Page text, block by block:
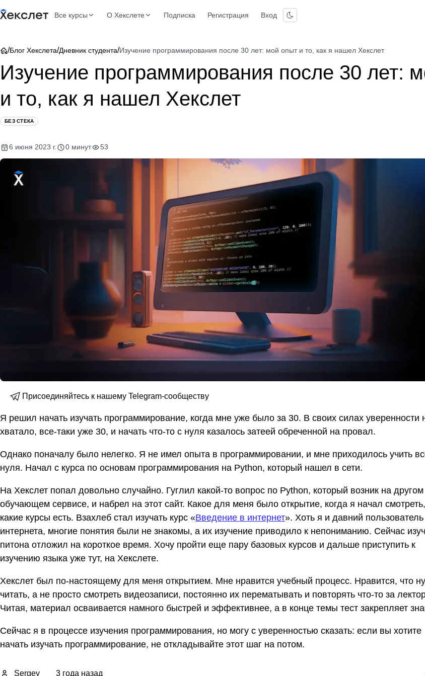
Все курсы О Хекслете Подписка Регистрация Вход
/Блог Хекслета/Дневник студента/Изучение программирования после 30 лет: мой опыт и то, как я нашел Хекслет
Изучение программирования после 30 лет:
и то, как я нашел Хекслет
БЕЗ СТЕКА
6 июня 2023 г. 0 минут 53
Присоединяйтесь к нашему Telegram-сообществу
Я решил начать изучать программирование, когда мне уже было за 30. В своих силах уверенности
хватало, все-таки уже 30, и начать что-то с нуля казалось затеей обреченной на провал.
Однако поначалу было нелегко. Я не имел опыта в программировании, и мне приходилось учить
нуля. Начал с курса по основам программирования на Python, который нашел в сети.
На Хекслет попал довольно случайно. Гуглил какой-то вопрос по Python, который возник на другом
обучающем сервисе, и набрел на этот сайт. Какое для меня было открытие, когда я начал смотреть,
какие курсы есть. Взахлеб стал изучать курс «Введение в интернет». Хоть я и давний пользователь
интернета, многие понятия были не знакомы, а их изучение приводило к непониманию. Сейчас
питона отложил на короткое время. Хочу пройти еще пару базовых курсов и дальше приступить к
изучению языка уже тут, на Хекслете.
Хекслет был по-настоящему для меня открытием. Мне нравится учебный процесс. Нравится, что
читать, а не просто смотреть видеозаписи, постоянно их перематывать и повторять что-то за
Читая, материал осваивается намного быстрей и эффективнее, а в конце темы тест закрепляет
Сейчас я в процессе изучения программирования, но могу с уверенностью сказать: если вы хотите
начать изучать программирование, не откладывайте этот шаг на потом.
Sergey 3 года назад